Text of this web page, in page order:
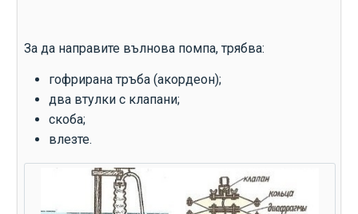
За да направите вълнова помпа, трябва:
гофрирана тръба (акордеон);
два втулки с клапани;
скоба;
влезте.